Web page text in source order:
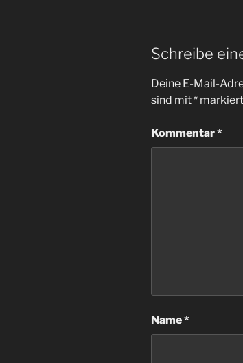
Schreibe
Deine E-Mail-
sind mit* markiert
Kommentar*
Name*